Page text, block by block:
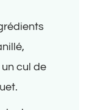
cul de